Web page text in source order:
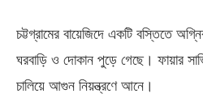
চট্টগ্রামের বায়েজিদে একটি বস্তিতে
ঘরবাড়ি ও দোকান পুড়ে গেছে। ফায়ার
চালিয়ে আগুন নিয়ন্ত্রণে আনে।